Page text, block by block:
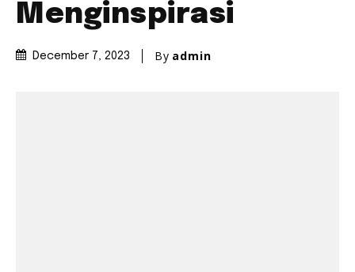
Menginspirasi
December 7, 2023 By admin